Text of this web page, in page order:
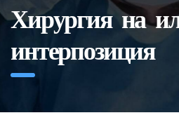
Хирургия на
интерпозиция